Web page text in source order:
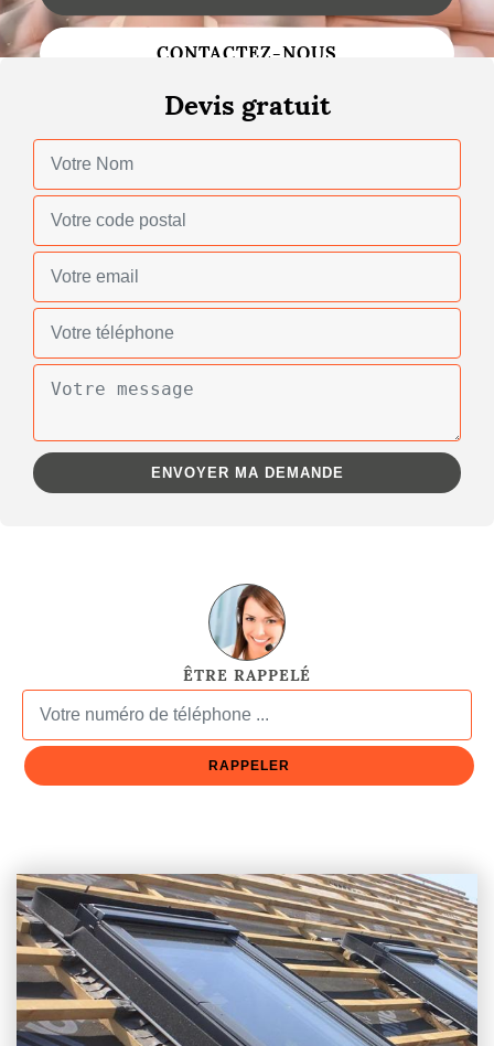
Changement de toiture
Gouttières
Réparation de toiture
CONTACTEZ-NOUS
Devis gratuit
ÊTRE RAPPELÉ